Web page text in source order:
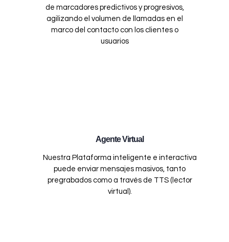
de marcadores predictivos y progresivos,
agilizando el volumen de llamadas en el
marco del contacto con los clientes o
usuarios
Agente Virtual
Nuestra Plataforma inteligente e interactiva
puede enviar mensajes masivos, tanto
pregrabados como a través de TTS (lector
virtual).